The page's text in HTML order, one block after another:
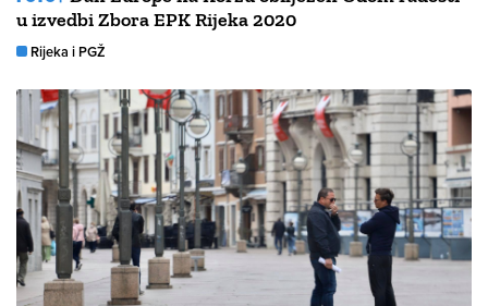
u izvedbi Zbora EPK Rijeka 2020
Rijeka i PGŽ